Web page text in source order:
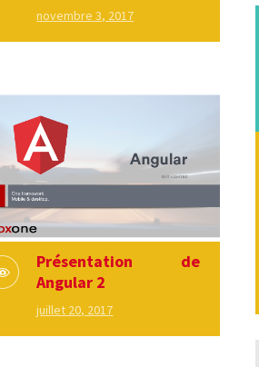
novembre 3, 2017
Présentation de
Angular 2
juillet 20, 2017